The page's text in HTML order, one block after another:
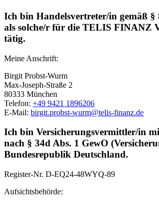
Ich bin Handelsvertreter/in gemäß
als solche/r für die TELIS FINANZ
tätig.
Meine Anschrift:
Birgit Probst-Wurm
Max-Joseph-Straße 2
80333 München
Telefon: +49 9421 1896206
E-Mail: birgit.probst-wurm@telis-finanz.de
Ich bin Versicherungsvermittler/in
nach § 34d Abs. 1 GewO
Bundesrepublik Deutschland.
Register-Nr. D-EQ24-48WYQ-89
Aufsichtsbehörde: